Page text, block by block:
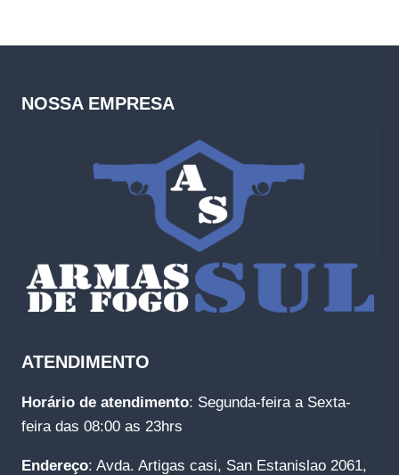
NOSSA EMPRESA
ATENDIMENTO
Horário de atendimento: Segunda-feira a Sexta-
feira das 08:00 as 23hrs
Endereço: Avda. Artigas casi, San Estanislao 2061,